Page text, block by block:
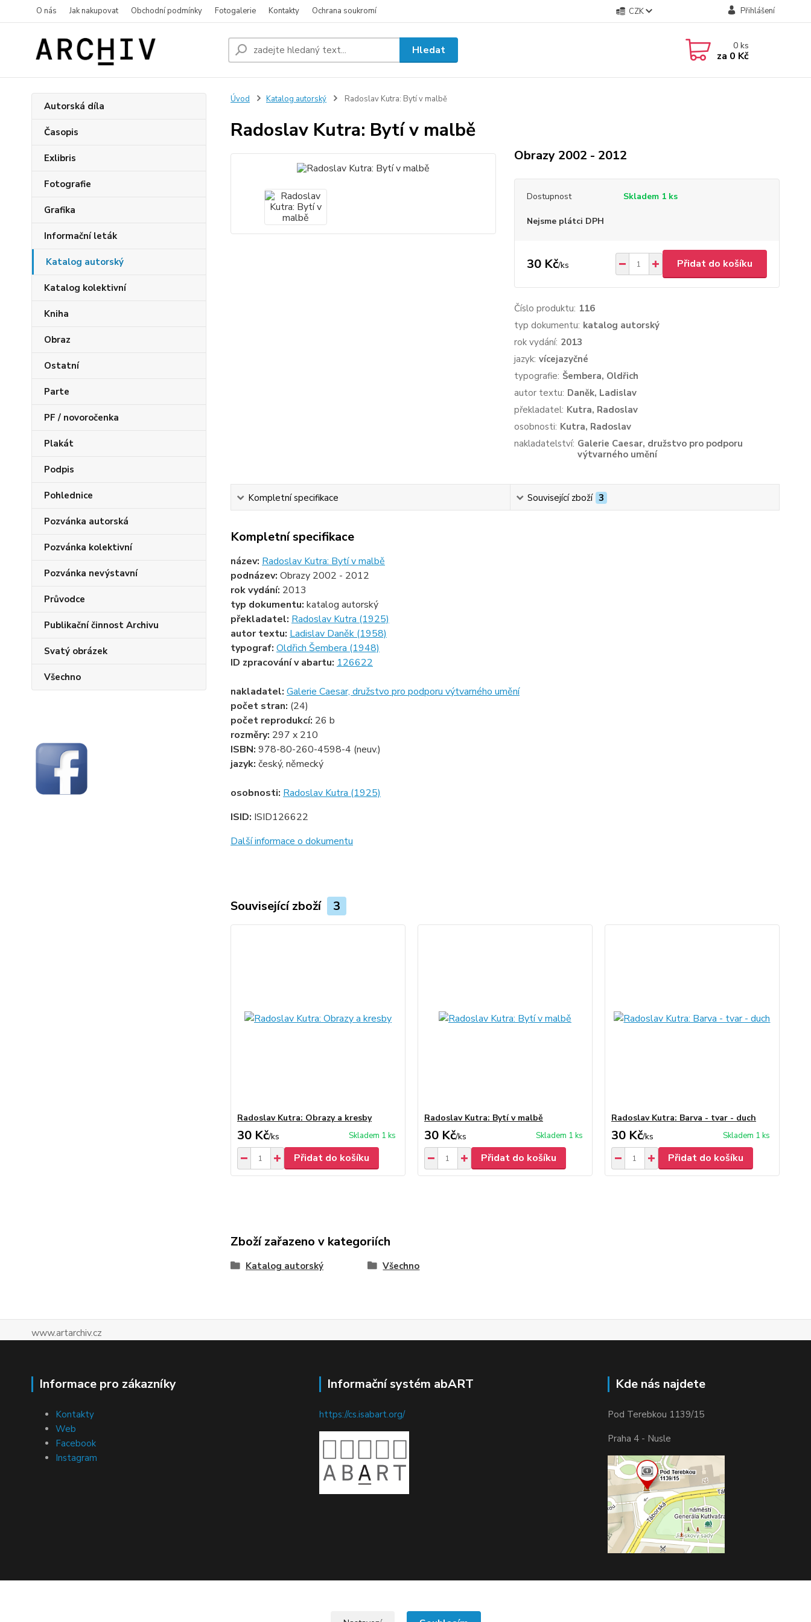
O nás Jak nakupovat Obchodní podmínky Fotogalerie Kontakty Ochrana soukromí CZK Přihlášení
Hledat 0ks
za 0 Kč
Autorská díla
Časopis
Exlibris
Fotografie
Grafika
Informační leták
Katalog autorský
Katalog kolektivní
Kniha
Obraz
Ostatní
Parte
PF / novoročenka
Plakát
Podpis
Pohlednice
Pozvánka autorská
Pozvánka kolektivní
Pozvánka nevýstavní
Průvodce
Publikační činnost Archivu
Svatý obrázek
Všechno
Úvod Katalog autorský Radoslav Kutra: Bytí v malbě
Radoslav Kutra: Bytí v malbě
Obrazy 2002 - 2012
Dostupnost Skladem 1 ks
Nejsme plátci DPH
30 Kč/ks Přidat do košíku
Číslo produktu: 116
typ dokumentu: katalog autorský
rok vydání: 2013
jazyk: vícejazyčné
typografie: Šembera, Oldřich
autor textu: Daněk, Ladislav
překladatel: Kutra, Radoslav
osobnosti: Kutra, Radoslav
nakladatelství: Galerie Caesar, družstvo pro podporu
výtvarného umění
Kompletní specifikace Související zboží 3
Kompletní specifikace
název: Radoslav Kutra: Bytí v malbě
podnázev: Obrazy 2002 - 2012
rok vydání: 2013
typ dokumentu: katalog autorský
překladatel: Radoslav Kutra (1925)
autor textu: Ladislav Daněk (1958)
typograf: Oldřich Šembera (1948)
ID zpracování v abartu: 126622
nakladatel: Galerie Caesar, družstvo pro podporu výtvarného umění
počet stran: (24)
počet reprodukcí: 26 b
rozměry: 297 x 210
ISBN: 978-80-260-4598-4 (neuv.)
jazyk: český, německý
osobnosti: Radoslav Kutra (1925)
ISID: ISID126622
Další informace o dokumentu
Související zboží 3
Radoslav Kutra: Obrazy a kresby
30 Kč/ks Skladem 1 ks
Přidat do košíku
Radoslav Kutra: Bytí v malbě
30 Kč/ks Skladem 1 ks
Přidat do košíku
Radoslav Kutra: Barva - tvar - duch
30 Kč/ks Skladem 1 ks
Přidat do košíku
Zboží zařazeno v kategoriích
Katalog autorský Všechno
www.artarchiv.cz
Informace pro zákazníky
Kontakty
Web
Facebook
Instagram
Informační systém abART
https://cs.isabart.org/
Kde nás najdete
Pod Terebkou 1139/15
Praha 4 - Nusle
Upravit sběr cookies.